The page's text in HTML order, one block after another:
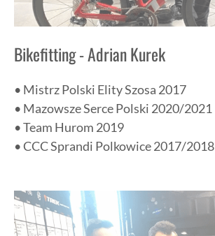
Bikefitting - Adrian Kurek
• Mistrz Polski Elity Szosa 2017
• Mazowsze Serce Polski 2020/2021
• Team Hurom 2019
• CCC Sprandi Polkowice 2017/2018